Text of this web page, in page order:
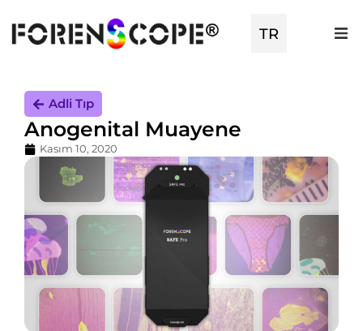
TR
EN
Adli Tıp
Anogenital Muayene
Kasım 10, 2020